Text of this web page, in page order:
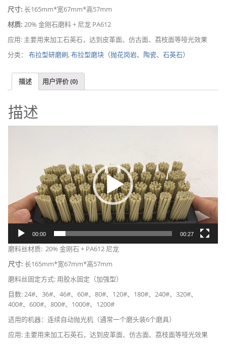
尺寸: 长165mm*宽67mm*高57mm
材质: 20% 金刚石磨料 + 尼龙 PA612
应用: 主要用来加工石英石，达到皮革面、仿古面、荔枝面等哑光效果
分类： 布拉型研磨刷,布拉型磨块（抛花岗岩、陶瓷、石英石）
描述 用户评价 (0)
描述
00:00 00:27
磨料丝材质: 20% 金刚石 + PA612 尼龙
尺寸: 长165mm*宽67mm*高57mm
磨料丝固定方式: 用胶水固定（加强型）
目数: 24#、36#、46#、60#、80#、120#、180#、240#、320#、
400#、600#、800#、1000#、1200#
适用的机器：连续自动抛光机（通常一个磨头装6个磨具）
应用: 主要用来加工石英石，达到皮革面、仿古面、荔枝面等哑光效果